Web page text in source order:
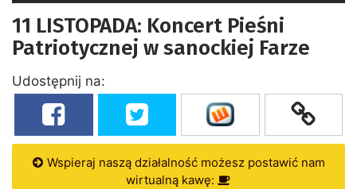
11 LISTOPADA: Koncert Pieśni
Patriotycznej w sanockiej Farze
Udostępnij na:
Wspieraj naszą działalność możesz postawić nam
wirtualną kawę: